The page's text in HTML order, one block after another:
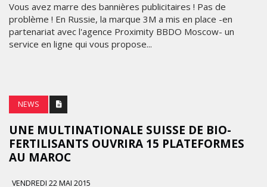
Vous avez marre des bannières publicitaires ! Pas de
problème ! En Russie, la marque 3M a mis en place -en
partenariat avec l'agence Proximity BBDO Moscow- un
service en ligne qui vous propose...
NEWS
UNE MULTINATIONALE SUISSE DE BIO-
FERTILISANTS OUVRIRA 15 PLATEFORMES
AU MAROC
VENDREDI 22 MAI 2015